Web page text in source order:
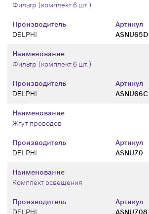
Производитель
DELPHI
Артикул
ASNU65D
Фильтр (комплект 6 шт.)
Производитель
DELPHI
Артикул
ASNU66C
Наименование
Фильтр (комплект 6 шт.)
Производитель
DELPHI
Артикул
ASNU70
Наименование
Жгут проводов
Производитель
DELPHI
Артикул
ASNU708
Наименование
Комплект освещения